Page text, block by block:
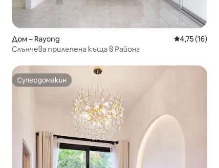
Дом – Rayong Средна
4,75 (16)
Слънчева прилепена къща в Районг
Супердомакин
Супердомакин